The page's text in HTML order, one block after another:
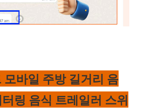
모바일 주방 길거리 음
링 음식 트레일러 스위